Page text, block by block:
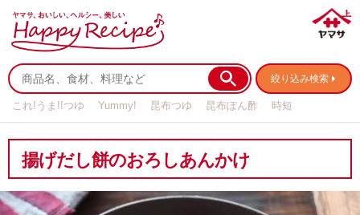
絞り込み検索
これ!うま!!つゆ Yummy! 昆布つゆ 昆布ぽん酢
時短
揚げだし餅のおろしあんかけ